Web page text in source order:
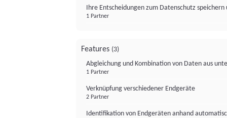
Ihre Entscheidungen zum Datenschutz
1 Partner
Features (3)
Abgleichung und Kombination von Daten aus
1 Partner
Verknüpfung verschiedener Endgeräte
2 Partner
Identifikation von Endgeräten anhand